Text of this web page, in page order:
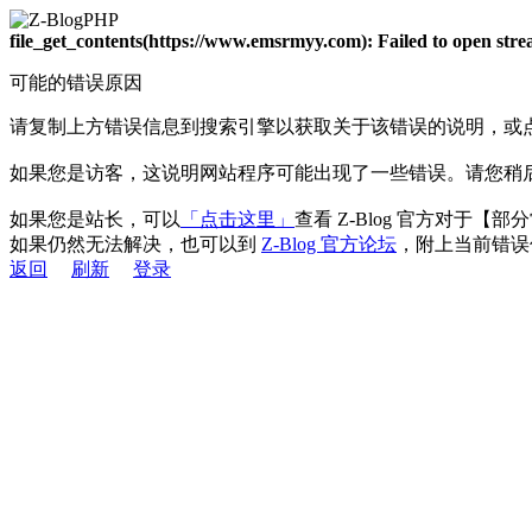
file_get_contents(https://www.emsrmyy.com): Failed to open
可能的错误原因
请复制上方错误信息到搜索引擎以获取关于该错误的说明，或
如果您是访客，这说明网站程序可能出现了一些错误。请您稍
如果您是站长，可以 「点击这里」 查看 Z-Blog 官方对于【部
如果仍然无法解决，也可以到 Z-Blog 官方论坛 ，附上当前错
返回
刷新 登录